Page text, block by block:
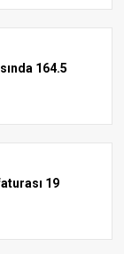
164.5
19